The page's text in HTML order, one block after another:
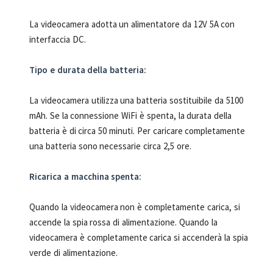
La videocamera adotta un alimentatore da 12V 5A con
interfaccia DC.
Tipo e durata della batteria:
La videocamera utilizza una batteria sostituibile da 5100
mAh. Se la connessione WiFi è spenta, la durata della
batteria è di circa 50 minuti. Per caricare completamente
una batteria sono necessarie circa 2,5 ore.
Ricarica a macchina spenta:
Quando la videocamera non è completamente carica, si
accende la spia rossa di alimentazione. Quando la
videocamera è completamente carica si accenderà la spia
verde di alimentazione.